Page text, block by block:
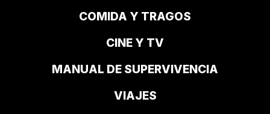
COMIDA Y TRAGOS
CINE Y TV
MANUAL DE SUPERVIVENCIA
VIAJES